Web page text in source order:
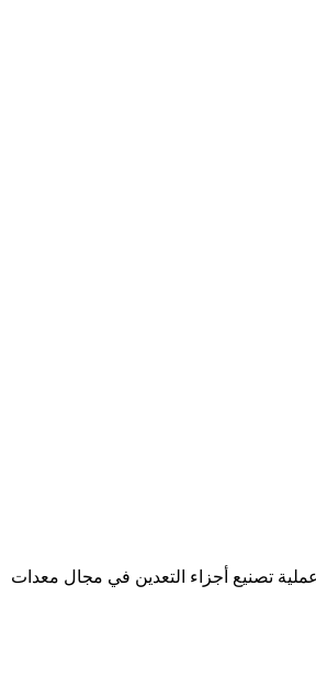
تصنيع أجزاء التعدين في مجال معدات